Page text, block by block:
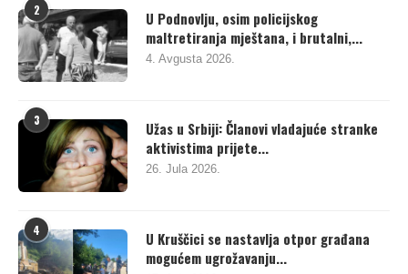
2
U Podnovlju, osim policijskog
maltretiranja mještana, i brutalni,...
4. Avgusta 2026.
3
Užas u Srbiji: Članovi vladajuće stranke
aktivistima prijete...
26. Jula 2026.
4
U Kruščici se nastavlja otpor građana
mogućem ugrožavanju...